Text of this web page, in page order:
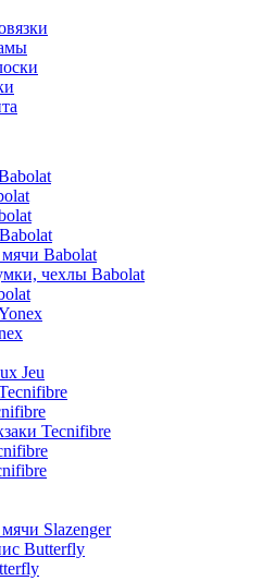
Babolat
чехлы Babolat
Jeu
Tecnifibre
Slazenger
Butterfly